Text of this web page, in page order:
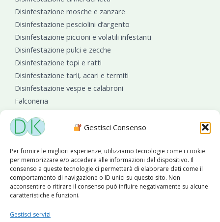
Gestisci Consenso
Per fornire le migliori esperienze, utilizziamo tecnologie come i cookie
per memorizzare e/o accedere alle informazioni del dispositivo. Il
consenso a queste tecnologie ci permetterà di elaborare dati come il
comportamento di navigazione o ID unici su questo sito. Non
acconsentire o ritirare il consenso può influire negativamente su alcune
caratteristiche e funzioni.
Gestisci servizi
Disinfestazione mosche e zanzare
Disinfestazione pesciolini d’argento
Disinfestazione piccioni e volatili infestanti
Disinfestazione pulci e zecche
Disinfestazione topi e ratti
Disinfestazione tarli, acari e termiti
Disinfestazione vespe e calabroni
Falconeria